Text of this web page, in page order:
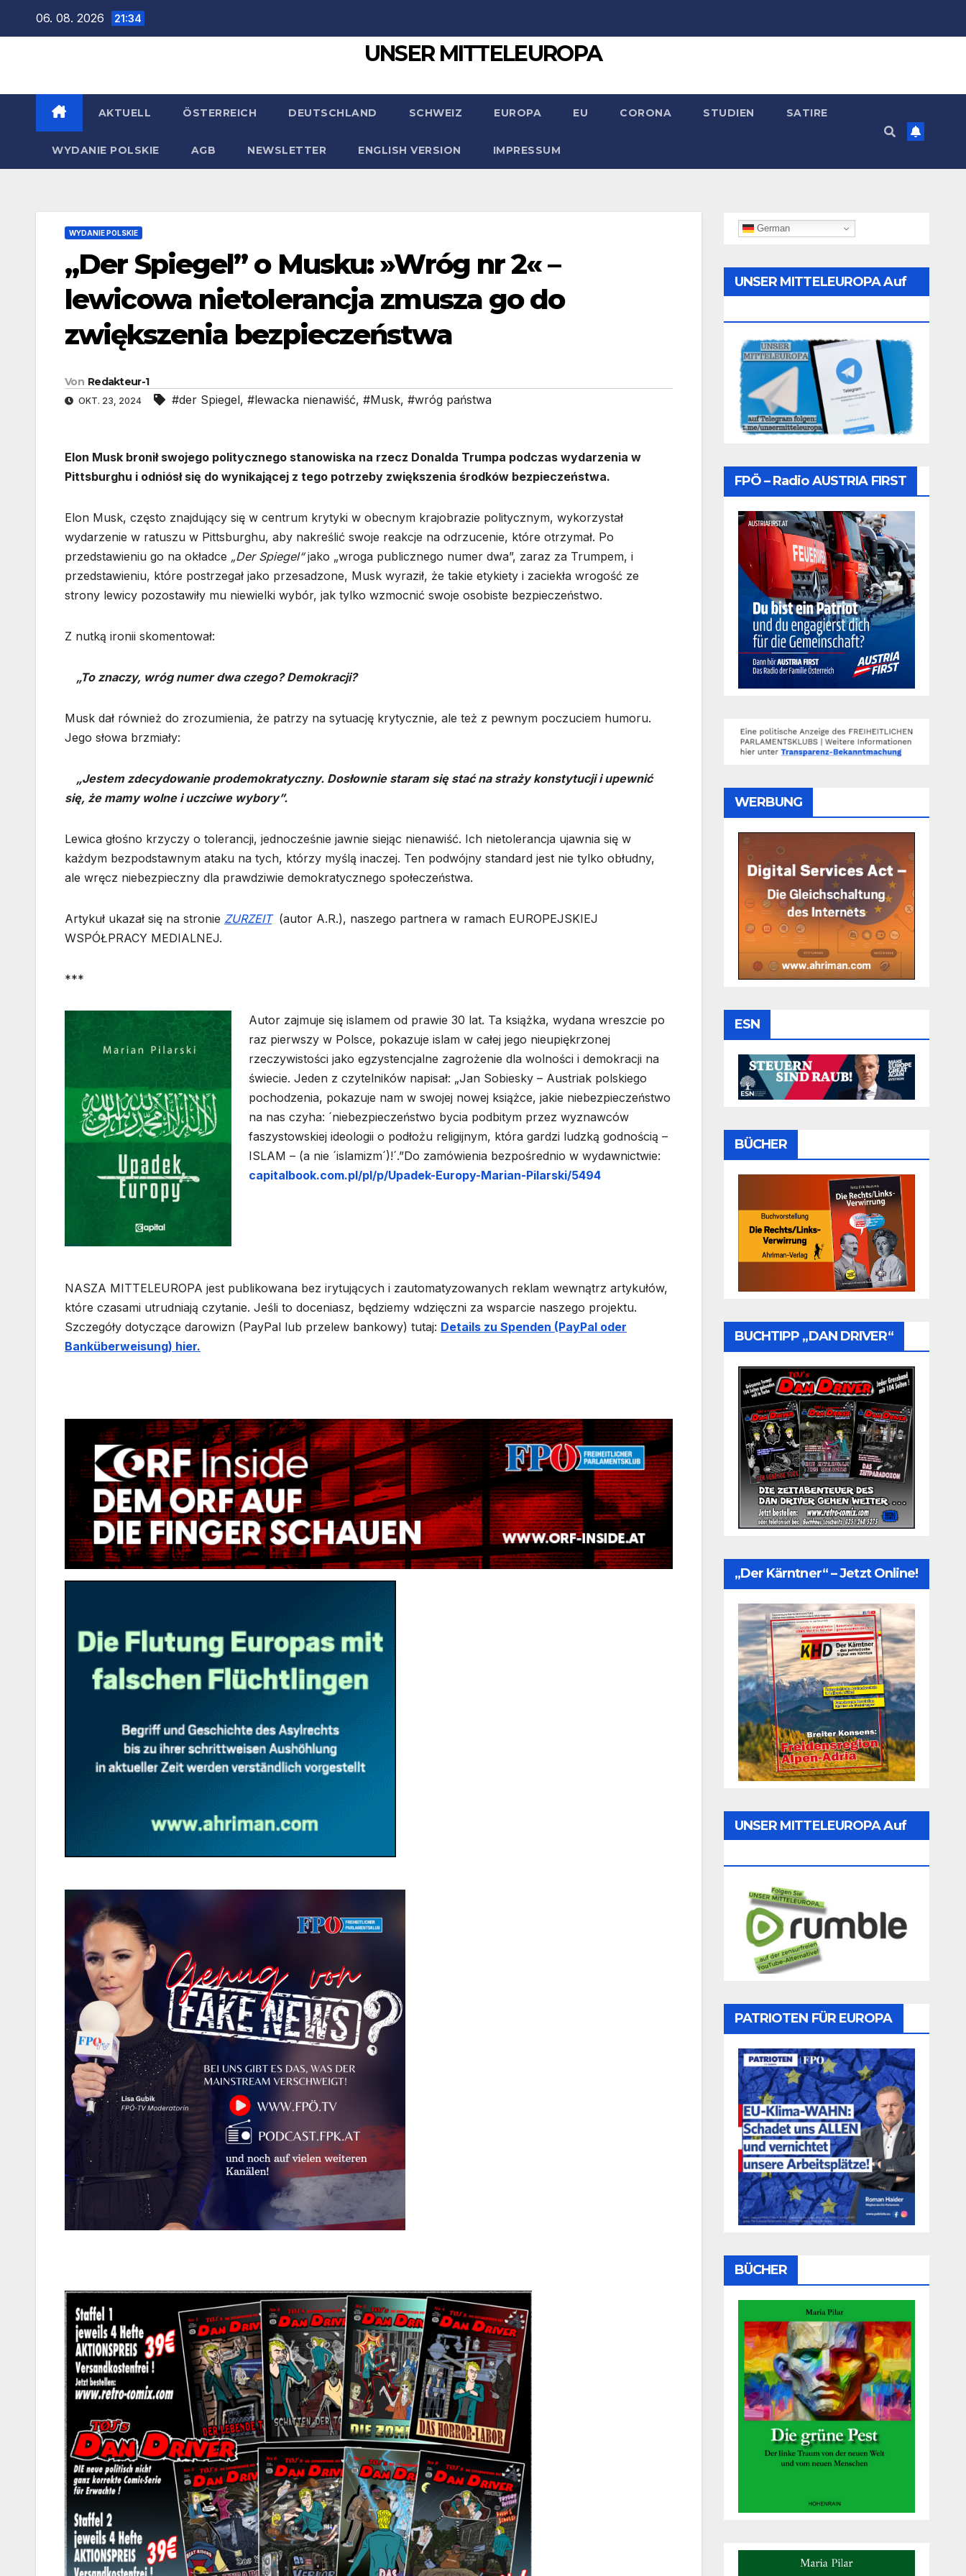
06. 08. 2026 21:34
UNSER MITTELEUROPA
AKTUELL ÖSTERREICH DEUTSCHLAND SCHWEIZ EUROPA EU CORONA STUDIEN SATIRE
WYDANIE POLSKIE AGB NEWSLETTER ENGLISH VERSION IMPRESSUM
WYDANIE POLSKIE
„Der Spiegel” o Musku: »Wróg nr 2« –
lewicowa nietolerancja zmusza go do
zwiększenia bezpieczeństwa
Von Redakteur-1
OKT. 23, 2024 #der Spiegel, #lewacka nienawiść, #Musk, #wróg państwa
Elon Musk bronił swojego politycznego stanowiska na rzecz Donalda Trumpa podczas wydarzenia w
Pittsburghu i odniósł się do wynikającej z tego potrzeby zwiększenia środków bezpieczeństwa.
Elon Musk, często znajdujący się w centrum krytyki w obecnym krajobrazie politycznym, wykorzystał
wydarzenie w ratuszu w Pittsburghu, aby nakreślić swoje reakcje na odrzucenie, które otrzymał. Po
przedstawieniu go na okładce „Der Spiegel“jako „wroga publicznego numer dwa”, zaraz za Trumpem, i
przedstawieniu, które postrzegał jako przesadzone, Musk wyraził, że takie etykiety i zaciekła wrogość ze
strony lewicy pozostawiły mu niewielki wybór, jak tylko wzmocnić swoje osobiste bezpieczeństwo.
Z nutką ironii skomentował:
„To znaczy, wróg numer dwa czego? Demokracji?
Musk dał również do zrozumienia, że patrzy na sytuację krytycznie, ale też z pewnym poczuciem humoru.
Jego słowa brzmiały:
„Jestem zdecydowanie prodemokratyczny. Dosłownie staram się stać na straży konstytucji i upewnić
się, że mamy wolne i uczciwe wybory”.
Lewica głośno krzyczy o tolerancji, jednocześnie jawnie siejąc nienawiść. Ich nietolerancja ujawnia się w
każdym bezpodstawnym ataku na tych, którzy myślą inaczej. Ten podwójny standard jest nie tylko obłudny,
ale wręcz niebezpieczny dla prawdziwie demokratycznego społeczeństwa.
Artykuł ukazał się na stronie ZURZEIT(autor A.R.), naszego partnera w ramach EUROPEJSKIEJ
WSPÓŁPRACY MEDIALNEJ.
***
Autor zajmuje się islamem od prawie 30 lat. Ta książka, wydana wreszcie po
raz pierwszy w Polsce, pokazuje islam w całej jego nieupiękrzonej
rzeczywistości jako egzystencjalne zagrożenie dla wolności i demokracji na
świecie. Jeden z czytelników napisał: „Jan Sobiesky – Austriak polskiego
pochodzenia, pokazuje nam w swojej nowej książce, jakie niebezpieczeństwo
na nas czyha: ´niebezpieczeństwo bycia podbitym przez wyznawców
faszystowskiej ideologii o podłożu religijnym, która gardzi ludzką godnością –
ISLAM – (a nie ´islamizm´)!´.”Do zamówienia bezpośrednio w wydawnictwie:
capitalbook.com.pl/pl/p/Upadek-Europy-Marian-Pilarski/5494
NASZA MITTELEUROPA jest publikowana bez irytujących i zautomatyzowanych reklam wewnątrz artykułów,
które czasami utrudniają czytanie. Jeśli to doceniasz, będziemy wdzięczni za wsparcie naszego projektu.
Szczegóły dotyczące darowizn (PayPal lub przelew bankowy) tutaj: Details zu Spenden (PayPal oder
Banküberweisung) hier.
German
UNSER MITTELEUROPA Auf
FPÖ – Radio AUSTRIA FIRST
WERBUNG
ESN
BÜCHER
BUCHTIPP „DAN DRIVER“
„Der Kärntner“ – Jetzt Online!
UNSER MITTELEUROPA Auf
PATRIOTEN FÜR EUROPA
BÜCHER